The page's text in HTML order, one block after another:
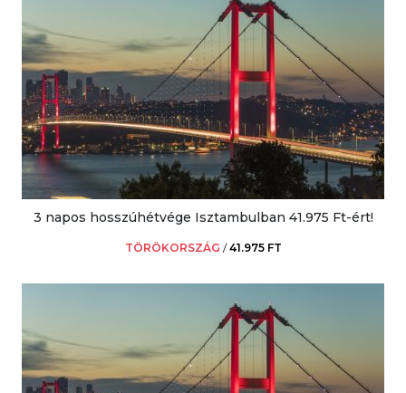
3 napos hosszúhétvége Isztambulban 41.975 Ft-ért!
TÖRÖKORSZÁG /41.975 FT